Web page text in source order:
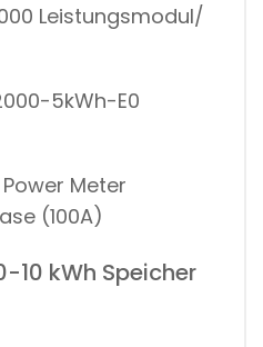
Leistungsmodul/
5kWh-E0
Meter
(100A)
10 kWh Speicher